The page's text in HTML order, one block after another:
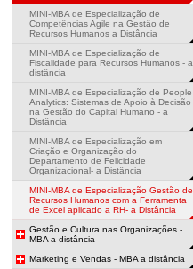
MINI-MBA de Especialização de
Competências Agile na Gestão de
Recursos Humanos a Distância
MINI-MBA de Especialização de
Fiscalidade para Recursos Humanos - a
distância
MINI-MBA de Especialização de People
Analytics: Sistemas de Apoio à Decisão
na Gestão do Capital Humano - a
Distância
MINI-MBA de Especialização em
Criação e Organização do
Departamento de Felicidade
Organizacional- a Distância
MINI-MBA de Especialização Gestão de
Recursos Humanos com a Ferramenta
de Excel aplicado a RH- a Distância
Gestão e Cultura nas Organizações -
MBA a distância
Marketing e Vendas - MBA a distância